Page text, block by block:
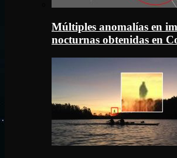
Múltiples anomalías en
nocturnas obtenidas en